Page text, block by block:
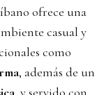
ofrece una
casual y
como
, además de un
, y servido con